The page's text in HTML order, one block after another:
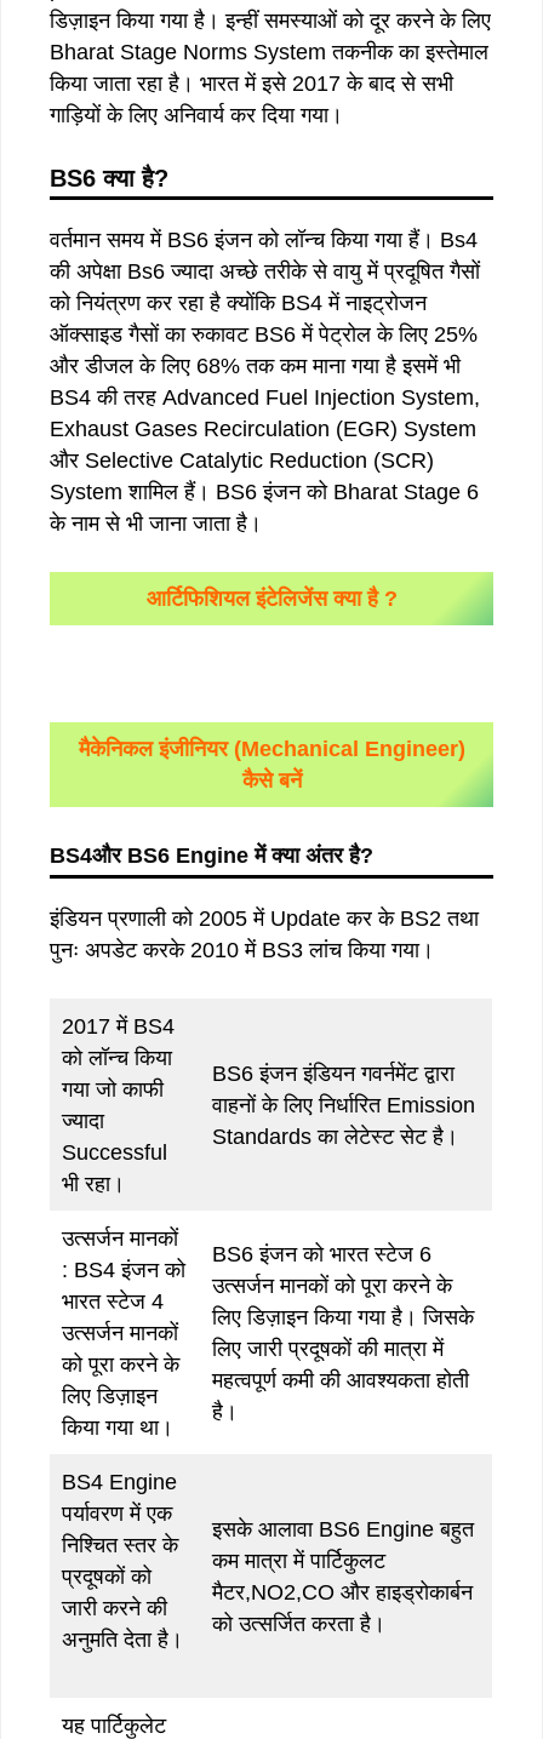
डिज़ाइन किया गया है। इन्हीं समस्याओं को दूर करने के लिए
Bharat Stage Norms System तकनीक का इस्तेमाल
किया जाता रहा है। भारत में इसे 2017 के बाद से सभी
गाड़ियों के लिए अनिवार्य कर दिया गया।
BS6 क्या है?
वर्तमान समय में BS6 इंजन को लॉन्च किया गया हैं। Bs4
की अपेक्षा Bs6 ज्यादा अच्छे तरीके से वायु में प्रदूषित गैसों
को नियंत्रण कर रहा है क्योंकि BS4 में नाइट्रोजन
ऑक्साइड गैसों का रुकावट BS6 में पेट्रोल के लिए 25%
और डीजल के लिए 68% तक कम माना गया है इसमें भी
BS4 की तरह Advanced Fuel Injection System,
Exhaust Gases Recirculation (EGR) System
और Selective Catalytic Reduction (SCR)
System शामिल हैं। BS6 इंजन को Bharat Stage 6
के नाम से भी जाना जाता है।
आर्टिफिशियल इंटेलिजेंस क्या है ?
मैकेनिकल इंजीनियर (Mechanical Engineer)
कैसे बनें
BS4और BS6 Engine में क्या अंतर है?
इंडियन प्रणाली को 2005 में Update कर के BS2 तथा
पुनः अपडेट करके 2010 में BS3 लांच किया गया।
2017 में BS4
को लॉन्च किया
गया जो काफी
ज्यादा
Successful
भी रहा।
BS6 इंजन इंडियन गवर्नमेंट द्वारा
वाहनों के लिए निर्धारित Emission
Standards का लेटेस्ट सेट है।
उत्सर्जन मानकों
: BS4 इंजन को
भारत स्टेज 4
उत्सर्जन मानकों
को पूरा करने के
लिए डिज़ाइन
किया गया था।
BS6 इंजन को भारत स्टेज 6
उत्सर्जन मानकों को पूरा करने के
लिए डिज़ाइन किया गया है। जिसके
लिए जारी प्रदूषकों की मात्रा में
महत्वपूर्ण कमी की आवश्यकता होती
है।
BS4 Engine
पर्यावरण में एक
निश्चित स्तर के
प्रदूषकों को
जारी करने की
अनुमति देता है।
इसके आलावा BS6 Engine बहुत
कम मात्रा में पार्टिकुलट
मैटर,NO2,CO और हाइड्रोकार्बन
को उत्सर्जित करता है।
यह पार्टिकुलेट